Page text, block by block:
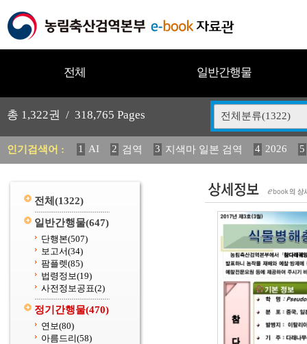
전체 일반간행물
총 1,322권 / 318,765 Pages 전체분류(1322)
인기검색어 : 1 AI 2 검역 3 지색마 일본 검역 4 2026 5
전체 (1322)
일반간행물(647)
단행본(507)
보고서(34)
팜플렛(85)
법령정보(19)
사전정보공표(2)
정기간행물(470)
연보(80)
아름드리(58)